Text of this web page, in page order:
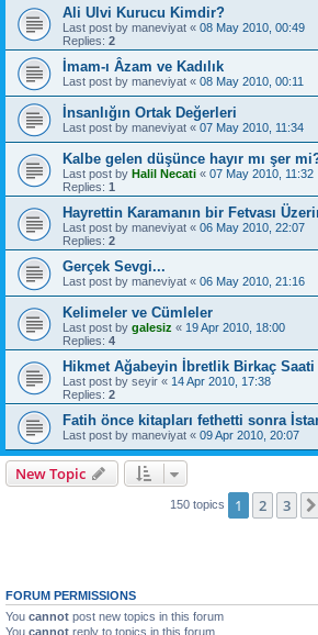
Ali Ulvi Kurucu Kimdir?
Last post by maneviyat « 08 May 2010, 00:49
Replies: 2
İmam-ı Âzam ve Kadılık
Last post by maneviyat « 08 May 2010, 00:11
İnsanlığın Ortak Değerleri
Last post by maneviyat « 07 May 2010, 11:34
Kalbe gelen düşünce hayır mı şer
Last post by Halil Necati « 07 May 2010, 11:32
Replies: 1
Hayrettin Karamanın bir Fetvası
Last post by maneviyat « 06 May 2010, 22:07
Replies: 2
Gerçek Sevgi...
Last post by maneviyat « 06 May 2010, 21:16
Last post by galesiz « 19 Apr 2010, 18:00
Replies: 4
Hikmet Ağabeyin İbretlik Birkaç Saati
Last post by seyir « 14 Apr 2010, 17:38
Replies: 2
Fatih önce kitapları fethetti sonra
Last post by maneviyat « 09 Apr 2010, 20:07
New Topic
150 topics 1 2 3
FORUM PERMISSIONS
You cannot post new topics in this forum
You cannot reply to topics in this forum